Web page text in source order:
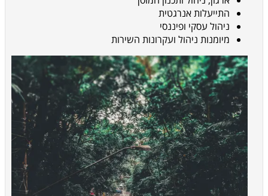
התייעלות אנרגטית
ניהול עסקי ופיננסי
מיומנות ניהול ועקרונות השירות